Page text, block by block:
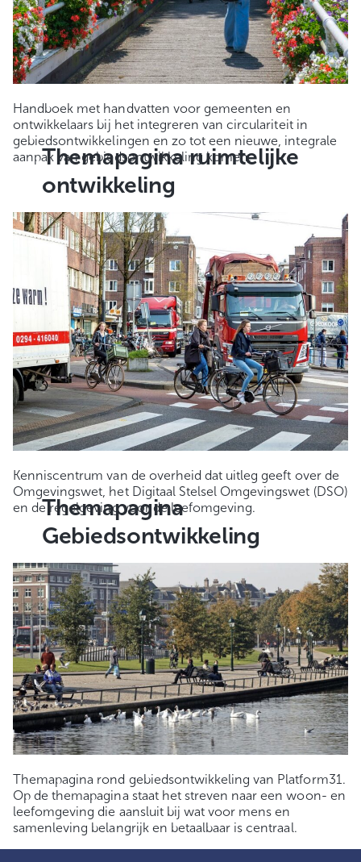
Handboek met handvatten voor gemeenten en
ontwikkelaars bij het integreren van circulariteit in
gebiedsontwikkelingen en zo tot een nieuwe, integrale
aanpak van gebiedsontwikkeling komen.
Themapagina ruimtelijke
ontwikkeling
Kenniscentrum van de overheid dat uitleg geeft over de
Omgevingswet, het Digitaal Stelsel Omgevingswet (DSO)
en de regelgeving voor de leefomgeving.
Themapagina
Gebiedsontwikkeling
Themapagina rond gebiedsontwikkeling van Platform31.
Op de themapagina staat het streven naar een woon- en
leefomgeving die aansluit bij wat voor mens en
samenleving belangrijk en betaalbaar is centraal.